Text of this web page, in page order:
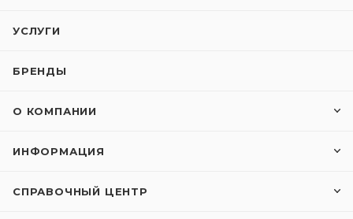
УСЛУГИ
БРЕНДЫ
О КОМПАНИИ
ИНФОРМАЦИЯ
СПРАВОЧНЫЙ ЦЕНТР